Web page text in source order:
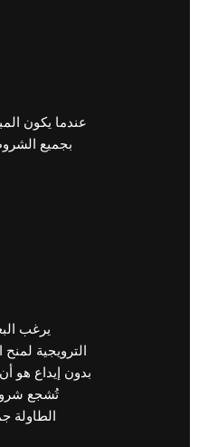
عندما يكون
بجميع
الترويجية
بدون إيداع هو
تُشجع شروط
الطاولة